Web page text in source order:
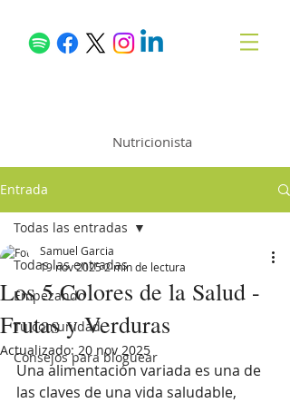
Nutricionista
Entrada
Todas las entradas
Empezando
Tu comunidad
Consejos para bloguear
Todas las entradas
Los 5 Colores de la Salud -
Frutas y Verduras
Samuel Garcia
19 nov 20252 min de lectura
Actualizado: 20 nov 2025
Una alimentación variada es una de
las claves de una vida saludable,